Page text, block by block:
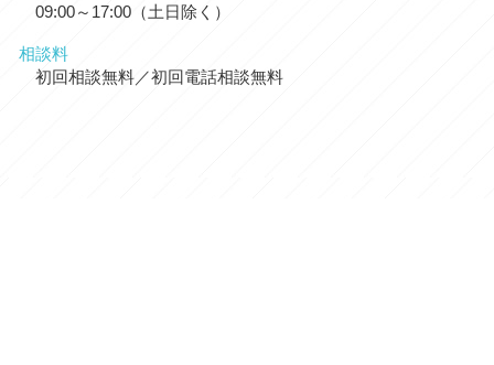
09:00～17:00（土日除く）
相談料
初回相談無料／初回電話相談無料